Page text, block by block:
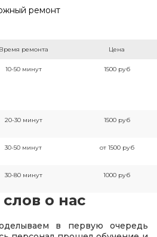
ремонт
Время ремонта Цена
10-50 минут 1500 руб
20-30 минут 1500 руб
30-50 минут от 1500 руб
30-80 минут 1000 руб
о нас
в первую очередь